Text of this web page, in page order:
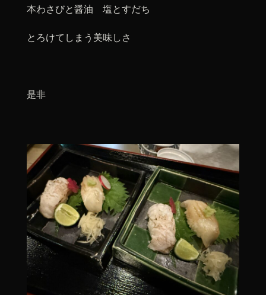
本わさびと醤油 塩とすだち
とろけてしまう美味しさ
是非